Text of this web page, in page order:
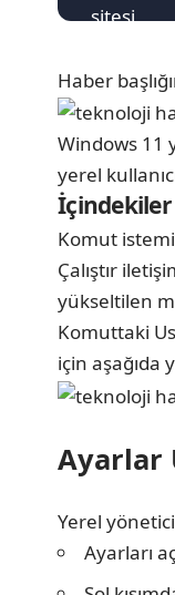
Haber
Windows 11
yerel
İçindekiler
Komut
Çalıştır
yükseltilen
Komuttaki
için aşağıda
Ayarlar
Yerel
Ayarları